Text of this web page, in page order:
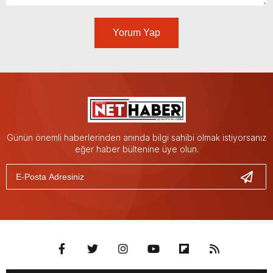
Yorum Yap
Günün önemli haberlerinden anında bilgi sahibi olmak istiyorsanız
eğer haber bültenine üye olun.